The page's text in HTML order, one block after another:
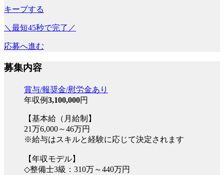
キープする
＼最短45秒で完了／
応募へ進む
募集内容
賞与/報奨金/慰労金あり
年収例3,100,000円
【基本給（月給制】
21万6,000～46万円
※給与はスキルと経験に応じて決定されます
【年収モデル】
◇整備士3級：310万～440万円